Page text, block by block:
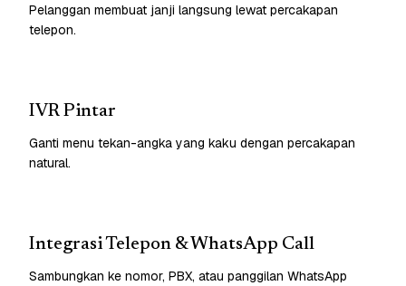
Pelanggan membuat janji langsung lewat percakapan
telepon.
IVR Pintar
Ganti menu tekan-angka yang kaku dengan percakapan
natural.
Integrasi Telepon & WhatsApp Call
Sambungkan ke nomor, PBX, atau panggilan WhatsApp